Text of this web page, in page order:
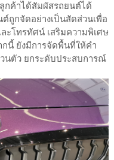
กค้าได้สัมผัสรถยนต์ได้
ถูกจัดอย่างเป็นสัดส่วนเพื่อ
ะโทรทัศน์ เสริมความพิเศษ
นี้ ยังมีการจัดพื้นที่ให้คำ
นตัว ยกระดับประสบการณ์